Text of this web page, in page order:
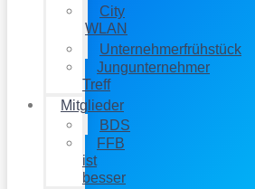
City
WLAN
Unternehmerfrühstück
Jungunternehmer
Treff
Mitglieder
BDS
FFB
ist
besser